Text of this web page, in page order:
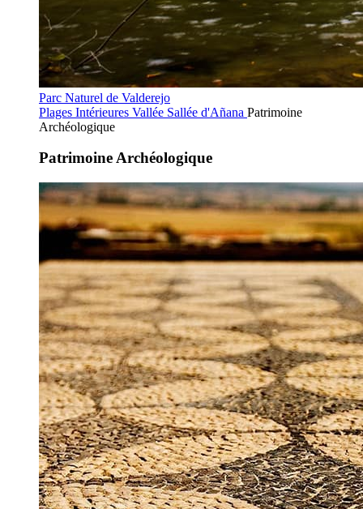
Parc Naturel de Valderejo
Plages Intérieures Vallée Sallée d'Añana Patrimoine
Archéologique
Patrimoine Archéologique